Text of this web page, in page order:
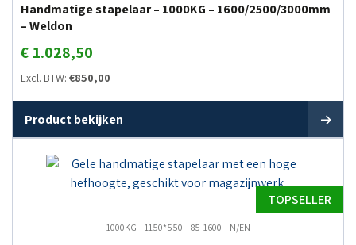
Handmatige stapelaar – 1000KG – 1600/2500/3000mm
– Weldon
€ 1.028,50
Excl. BTW: €850,00
Product bekijken
TOPSELLER
1000KG 1150*550 85-1600 N/EN